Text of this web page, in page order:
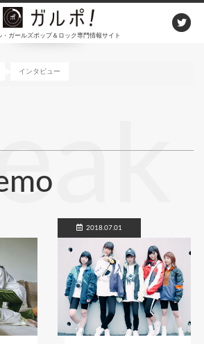
・ガールズポップ＆ロック専門情報サイト
インタビュー
2018.07.01